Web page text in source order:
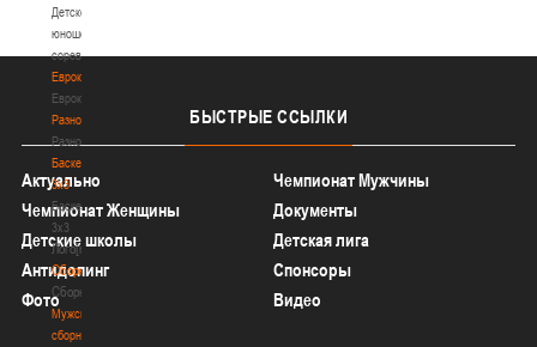
Детско-
юношеские
соревнования
Еврокубки
Еврокубки
Разное
Разное
Баскетбол
3х3
Баскетбол
3х3
Лого[modid=121]
Сборные
Сборные
Мужские
сборные
БЫСТРЫЕ ССЫЛКИ
Актуально
Чемпионат Мужчины
Чемпионат Женщины
Документы
Детские школы
Детская лига
Антидопинг
Спонсоры
Фото
Видео